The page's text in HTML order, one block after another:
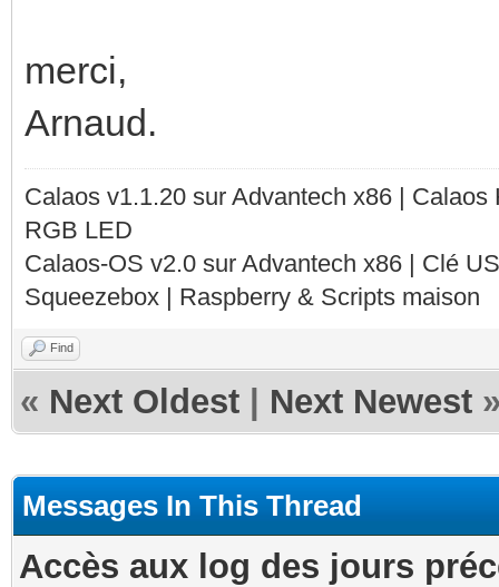
int,
merci,
Arnaud.
Calaos v1.1.20 sur Advantech x86 |
RGB LED
Calaos-OS v2.0 sur Advantech x86 | Clé
Squeezebox | Raspberry & Scripts maison
Find
« Next Oldest Next Newest
Messages In This Thread
Accès aux log des jours